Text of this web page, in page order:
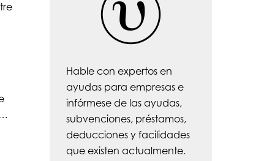
Hable con expertos en
ayudas para empresas e
infórmese de las ayudas,
subvenciones, préstamos,
deducciones y facilidades
que existen actualmente.